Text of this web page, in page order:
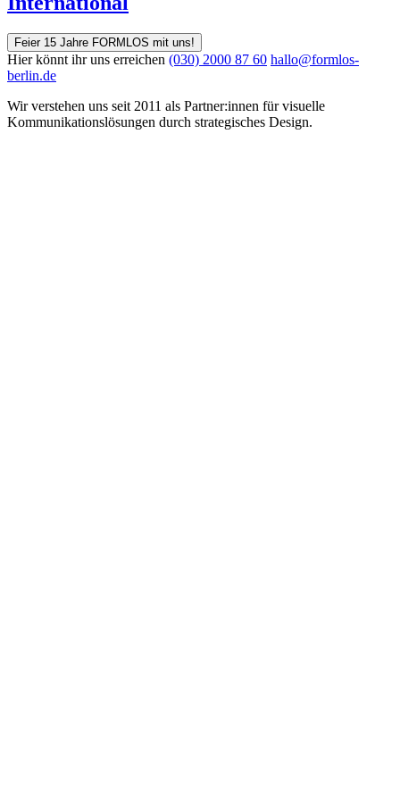
Feier 15 Jahre FORMLOS mit uns!
Hier könnt ihr uns erreichen (030) 2000 87 60 hallo@formlos-
berlin.de
Wir verstehen uns seit 2011 als Partner:innen für visuelle
Kommunikations­lösungen durch strategisches Design.